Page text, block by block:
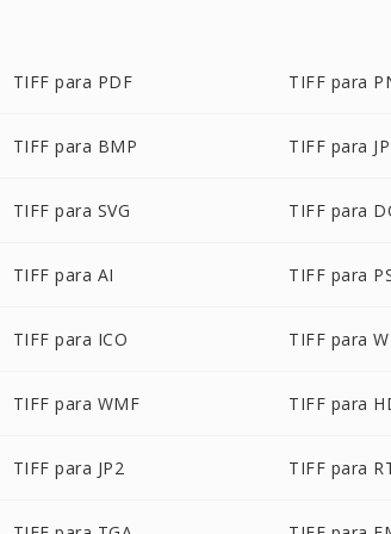
TIFF para PDF TIFF para
TIFF para BMP TIFF para
TIFF para SVG TIFF para
TIFF para AI TIFF para
TIFF para ICO TIFF para
TIFF para WMF TIFF para
TIFF para JP2 TIFF para